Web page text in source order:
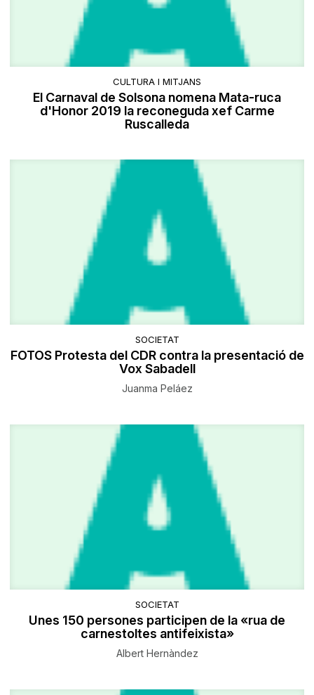
CULTURA I MITJANS
El Carnaval de Solsona nomena Mata-ruca
d'Honor 2019 la reconeguda xef Carme
Ruscalleda
SOCIETAT
FOTOS Protesta del CDR contra la presentació de
Vox Sabadell
Juanma Peláez
SOCIETAT
Unes 150 persones participen de la «rua de
carnestoltes antifeixista»
Albert Hernàndez